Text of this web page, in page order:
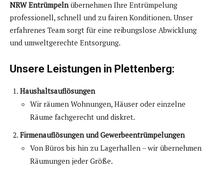
NRW Entrümpelnübernehmen Ihre Entrümpelung
professionell, schnell und zu fairen Konditionen. Unser
erfahrenes Team sorgt für eine reibungslose Abwicklung
und umweltgerechte Entsorgung.
Unsere Leistungen in Plettenberg:
Haushaltsauflösungen
Wir räumen Wohnungen, Häuser oder einzelne
Räume fachgerecht und diskret.
Firmenauflösungen und Gewerbeentrümpelungen
Von Büros bis hin zu Lagerhallen – wir übernehmen
Räumungen jeder Größe.